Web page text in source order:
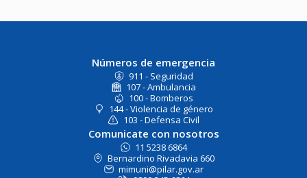
Números de emergencia
911 - Seguridad
107 - Ambulancia
100 - Bomberos
144 - Violencia de género
103 - Defensa Civil
Comunicate con nosotros
11 5238 6864
Bernardino Rivadavia 660
mimuni@pilar.gov.ar